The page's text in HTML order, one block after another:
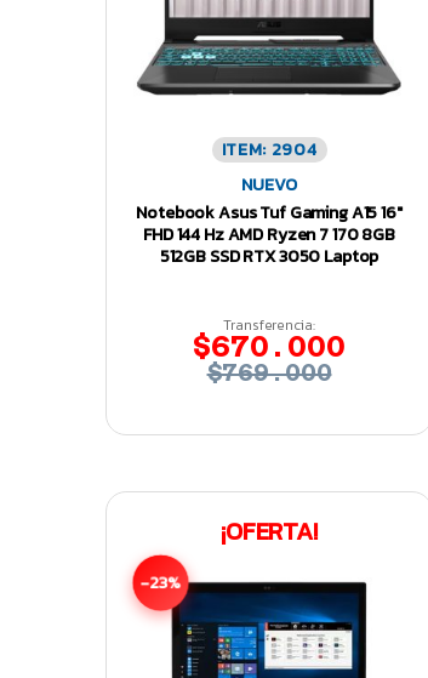
ITEM: 2904
NUEVO
Notebook Asus Tuf Gaming A15 16″
FHD 144 Hz AMD Ryzen 7 170 8GB
512GB SSD RTX 3050 Laptop
Transferencia:
$670.000
$769.000
¡OFERTA!
-23%